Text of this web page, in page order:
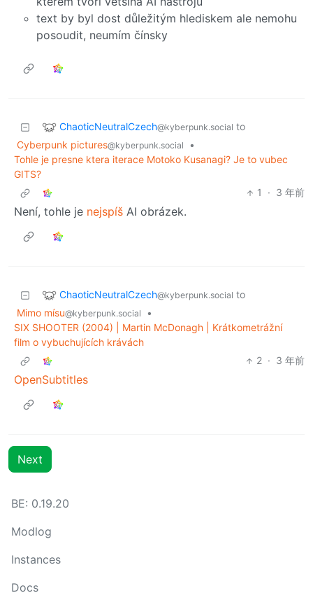
text by byl dost důležitým hlediskem ale nemohu
posoudit, neumím čínsky
ChaoticNeutralCzech@kyberpunk.social to
Cyberpunk pictures@kyberpunk.social
•
Tohle je presne ktera iterace Motoko Kusanagi? Je to vubec
GITS?
1
· 3 年前
Není, tohle je nejspíš AI obrázek.
ChaoticNeutralCzech@kyberpunk.social to
Mimo mísu@kyberpunk.social
•
SIX SHOOTER (2004) | Martin McDonagh | Krátkometrážní
film o vybuchujících krávách
2 · 3 年前
OpenSubtitles
Next
BE: 0.19.20
Modlog
Instances
Docs